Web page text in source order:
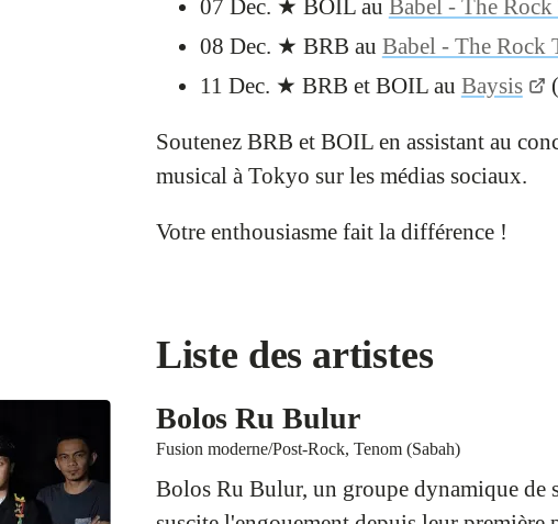
07 Dec. ★ BOIL au Babel - The
08 Dec. ★ BRB au Babel - The Rock
11 Dec. ★ BRB et BOIL au Baysis
Soutenez BRB et BOIL en assistant au
musical à Tokyo sur les médias sociaux.
Votre enthousiasme fait la différence !
Liste des artistes
Bolos Ru Bulur
Fusion moderne/Post-Rock, Tenom (Sabah)
Bolos Ru Bulur, un groupe dynamique de